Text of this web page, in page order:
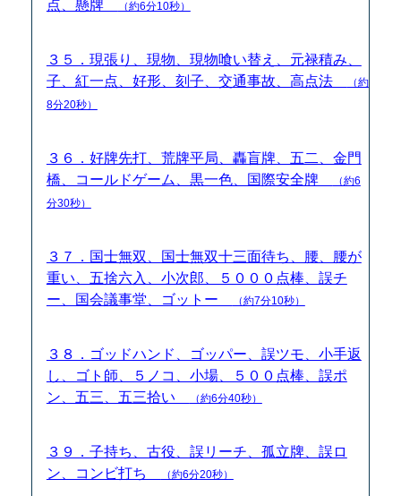
点、懸牌
（約6分10秒）
３５．現張り、現物、現物喰い替え、元禄積み、
子、紅一点、好形、刻子、交通事故、高点法
（約
8分20秒）
３６．好牌先打、荒牌平局、轟盲牌、五二、金門
橋、コールドゲーム、黒一色、国際安全牌
（約6
分30秒）
３７．国士無双、国士無双十三面待ち、腰、腰が
重い、五捨六入、小次郎、５０００点棒、誤チ
ー、国会議事堂、ゴットー
（約7分10秒）
３８．ゴッドハンド、ゴッパー、誤ツモ、小手返
し、ゴト師、５ノコ、小場、５００点棒、誤ポ
ン、五三、五三拾い
（約6分40秒）
３９．子持ち、古役、誤リーチ、孤立牌、誤ロ
ン、コンビ打ち
（約6分20秒）